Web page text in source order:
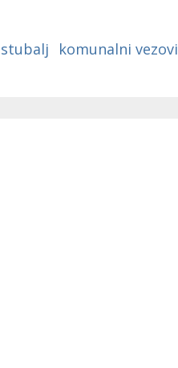
stubalj komunalni vezovi